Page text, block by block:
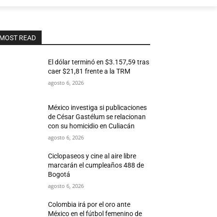
READ
El dólar terminó en $3.157,59 tras
caer $21,81 frente a la TRM
agosto 6, 2026
México investiga si publicaciones
de César Gastélum se relacionan
con su homicidio en Culiacán
agosto 6, 2026
Ciclopaseos y cine al aire libre
marcarán el cumpleaños 488 de
Bogotá
agosto 6, 2026
Colombia irá por el oro ante
México en el fútbol femenino de